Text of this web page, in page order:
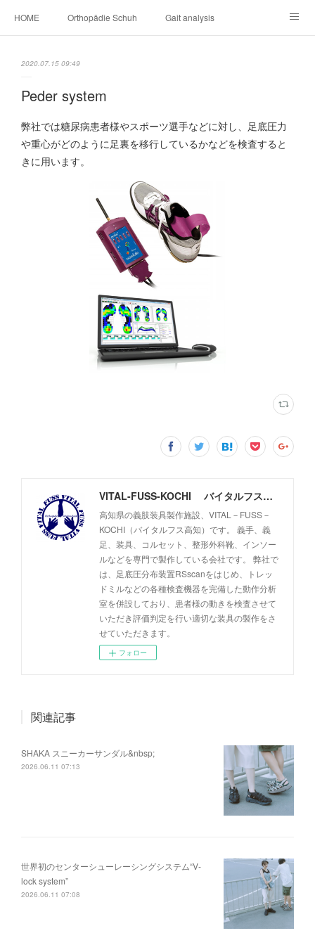
HOME Orthopädie Schuh Gait analysis
新卒者・中途者採用情報 介護シューズ ”らくつ” 申込みフォーム
2020.07.15 09:49
Peder system
弊社では糖尿病患者様やスポーツ選手などに対し、足底圧力
や重心がどのように足裏を移行しているかなどを検査すると
きに用います。
VITAL-FUSS-KOCHI バイタルフス高知
高知県の義肢装具製作施設、VITAL－FUSS－
KOCHI（バイタルフス高知）です。 義手、義
足、装具、コルセット、整形外科靴、インソー
ルなどを専門で製作している会社です。 弊社で
は、足底圧分布装置RSscanをはじめ、トレッ
ドミルなどの各種検査機器を完備した動作分析
室を併設しており、患者様の動きを検査させて
いただき評価判定を行い適切な装具の製作をさ
せていただきます。
フォロー
関連記事
SHAKA スニーカーサンダル&nbsp;
2026.06.11 07:13
世界初のセンターシューレーシングシステム“V-
lock system”
2026.06.11 07:08